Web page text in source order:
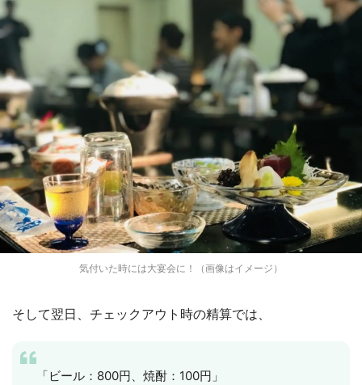
気付いた時には大宴会に！（画像はイメージ）
そして翌日、チェックアウト時の精算では、
「ビール：800円、焼酎：100円」